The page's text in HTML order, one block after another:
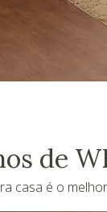
de
casa é o